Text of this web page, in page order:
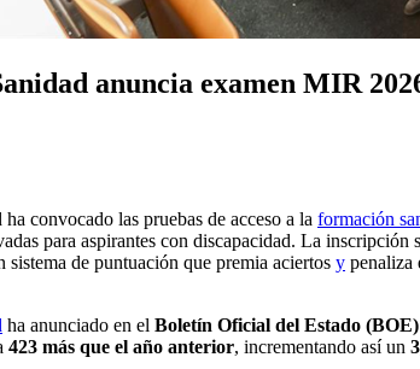
anuncia examen MIR
convocado las pruebas de acceso a la formación
para aspirantes con discapacidad. La
sistema de puntuación que premia aciertos y penaliza
ha anunciado en el Boletín Oficial del Estado (BOE)
423 más que el año anterior, incrementando así un